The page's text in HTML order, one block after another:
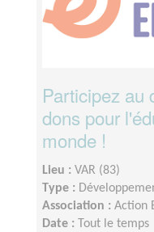
Participez au
dons pour
monde !
Lieu : VAR (83)
Type :
Association : Action
Date :
Tout le temps